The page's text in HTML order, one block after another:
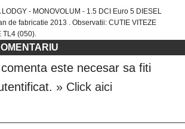
- MONOVOLUM - 1.5 DCI Euro 5 DIESEL
de fabricatie 2013 . Observatii: CUTIE VITEZE
TL4 (050).
este necesar sa fiti
» Click aici